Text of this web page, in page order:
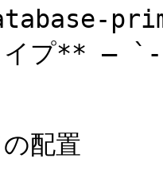
イプ** —
配置